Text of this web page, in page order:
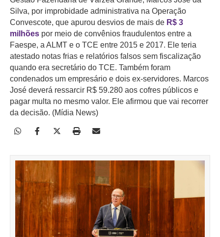
Silva, por improbidade administrativa na Operação
Convescote, que apurou desvios de mais de R$ 3
milhões por meio de convênios fraudulentos entre a
Faespe, a ALMT e o TCE entre 2015 e 2017. Ele teria
atestado notas frias e relatórios falsos sem fiscalização
quando era secretário do TCE. Também foram
condenados um empresário e dois ex-servidores. Marcos
José deverá ressarcir R$ 59.280 aos cofres públicos e
pagar multa no mesmo valor. Ele afirmou que vai recorrer
da decisão. (Mídia News)